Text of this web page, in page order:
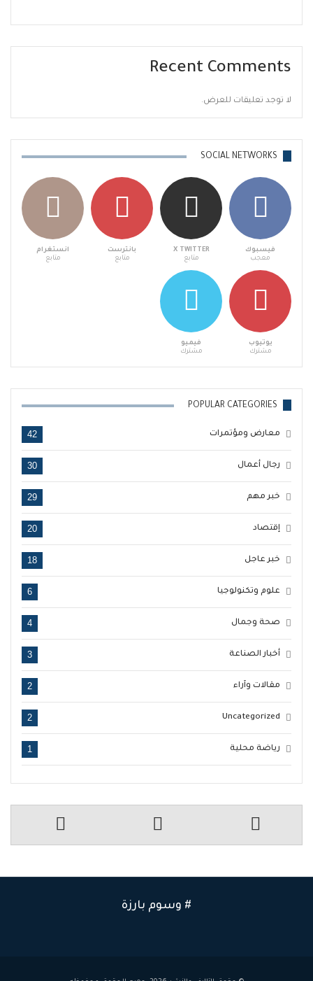
Recent Comments
لا توجد تعليقات للعرض.
SOCIAL NETWORKS
فيسبوك
معجب
X TWITTER
متابع
بانترست
متابع
انستغرام
متابع
يوتيوب
مشترك
فيميو
مشترك
POPULAR CATEGORIES
معارض ومؤتمرات 42
رجال أعمال 30
خبر مهم 29
إقتصاد 20
خبر عاجل 18
علوم وتكنولوجيا 6
صحة وجمال 4
أخبار الصناعة 3
مقالات وآراء 2
Uncategorized
2
رياضة محلية 1
# وسوم بارزة